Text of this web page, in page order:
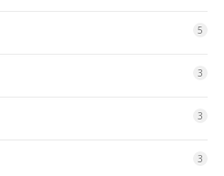
5
3
3
3